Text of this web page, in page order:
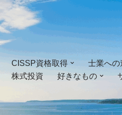
CISSP資格取得 士業への
株式投資
好きなもの